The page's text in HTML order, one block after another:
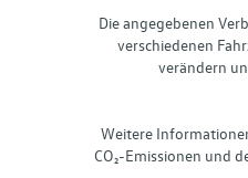
Die angegebenen
verschiedenen
verändern
Weitere
CO₂-Emissionen und